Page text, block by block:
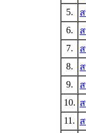
5.
6.
7.
8.
9.
10.
11.